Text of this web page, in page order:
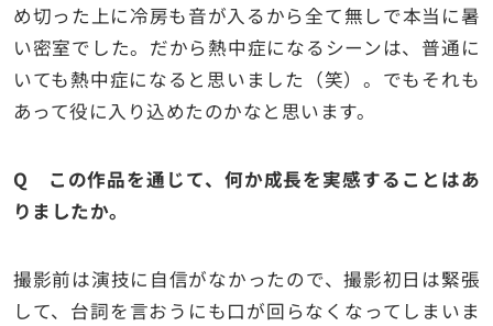
め切った上に冷房も音が入るから全て無しで本当に暑
い密室でした。だから熱中症になるシーンは、普通に
いても熱中症になると思いました（笑）。でもそれも
あって役に入り込めたのかなと思います。
Q この作品を通じて、何か成長を実感することはあ
りましたか。
撮影前は演技に自信がなかったので、撮影初日は緊張
して、台詞を言おうにも口が回らなくなってしまいま